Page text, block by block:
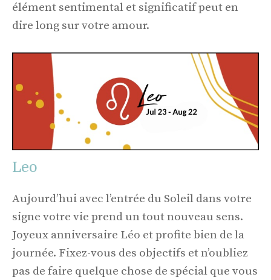
élément sentimental et significatif peut en
dire long sur votre amour.
Leo
Aujourd’hui avec l’entrée du Soleil dans votre
signe votre vie prend un tout nouveau sens.
Joyeux anniversaire Léo et profite bien de la
journée. Fixez-vous des objectifs et n’oubliez
pas de faire quelque chose de spécial que vous